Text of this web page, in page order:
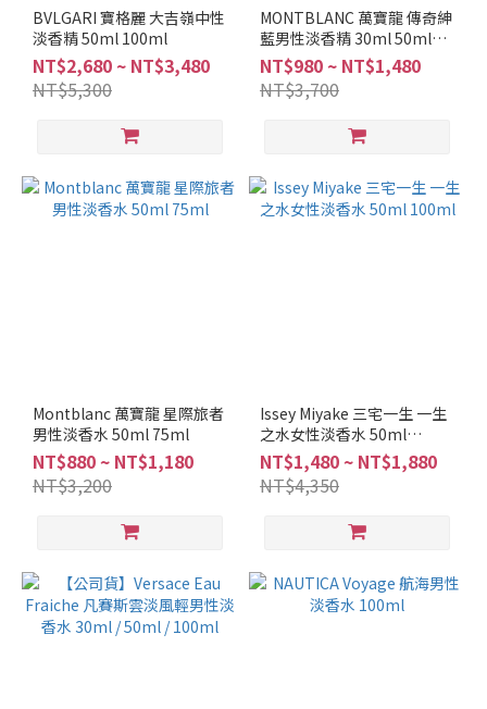
柑
橘
調
(5)
調
(1)
ISSEY
MIYAKE
(5)
MONTBLANC
(3)
KENZO
BVLGARI 寶格麗 大吉嶺中性
淡香精 50ml 100ml
NT$2,680 ~ NT$3,480
NT$5,300
MONTBLANC 萬寶龍 傳奇紳
藍男性淡香精 30ml 50ml
100ml
NT$980 ~ NT$1,480
NT$3,700
Montblanc 萬寶龍 星際旅者
男性淡香水 50ml 75ml
NT$880 ~ NT$1,180
NT$3,200
Issey Miyake 三宅一生 一生
之水女性淡香水 50ml
100ml
NT$1,480 ~ NT$1,880
NT$4,350